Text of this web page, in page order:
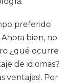
preferido
bien, no
¿qué ocurre
de idiomas?
ventajas!. Por